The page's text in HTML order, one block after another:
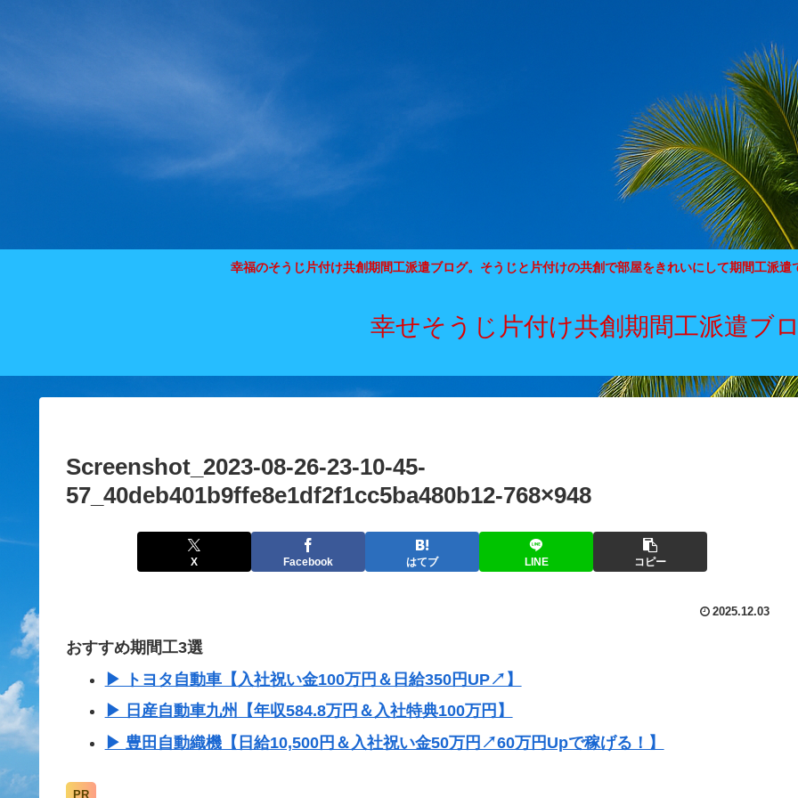
幸福のそうじ片付け共創期間工派遣ブログ。そうじと片付けの共創で部屋をきれいにして期間工派
幸せそうじ片付け共創期間工派遣ブ
Screenshot_2023-08-26-23-10-45-
57_40deb401b9ffe8e1df2f1cc5ba480b12-768×948
X Facebook はてブ LINE コピー
2025.12.03
おすすめ期間工3選
▶ トヨタ自動車【入社祝い金100万円＆日給350円UP↗】
▶ 日産自動車九州【年収584.8万円＆入社特典100万円】
▶ 豊田自動織機【日給10,500円＆入社祝い金50万円↗60万円Upで稼げる！】
PR